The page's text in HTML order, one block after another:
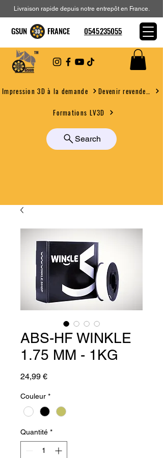
Impression 3D à la demande
Formations LV3D
Search
Livraison rapide depuis notre entrepôt en France.
GSUN FRANCE 0545235055
ABS-HF WINKLE
1.75 MM - 1KG
24,99 €Prix
Couleur *
Quantité *